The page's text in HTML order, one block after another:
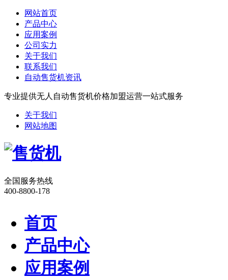
网站首页
产品中心
应用案例
公司实力
关于我们
联系我们
自动售货机资讯
专业提供无人自动售货机价格加盟运营一站式服务
关于我们
网站地图
全国服务热线
400-8800-178
首页
产品中心
应用案例